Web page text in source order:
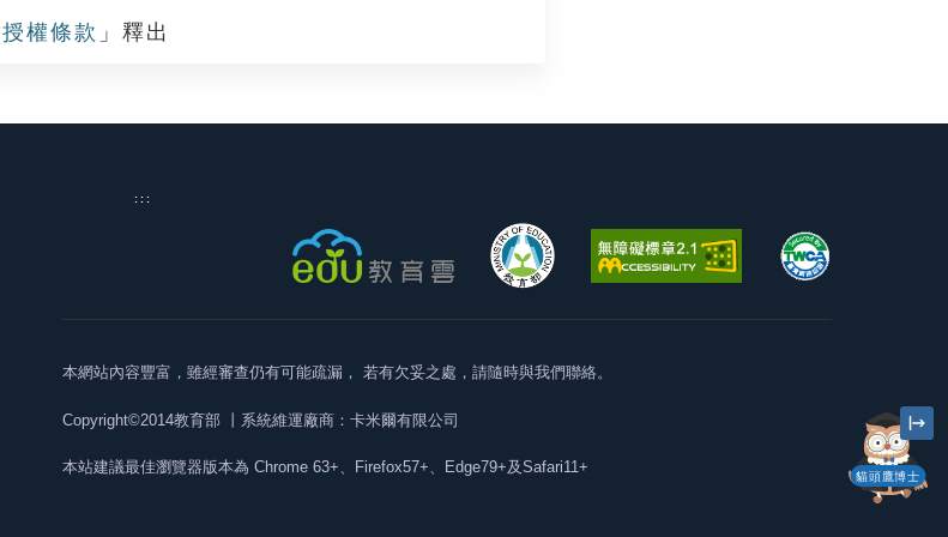
權條款 」釋出
貓頭鷹博士
:::
本網站內容豐富，雖經審查仍有可能疏漏， 若有欠妥之處，請隨時與我們聯絡。
Copyright©2014教育部 丨系統維運廠商：卡米爾有限公司
本站建議最佳瀏覽器版本為 Chrome 63+、Firefox57+、Edge79+及Safari11+